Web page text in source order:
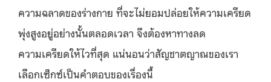
ความฉลาดของร่างกาย ที่จะไม่ยอมปล่อยให้ความเครียด
พุ่งสูงอยู่อย่างนั้นตลอดเวลา จึงต้องหาทางลด
ความเครียดให้ไวที่สุด แน่นอนว่าสัญชาตญาณของเรา
เลือกเซ็กซ์เป็นคำตอบของเรื่องนี้